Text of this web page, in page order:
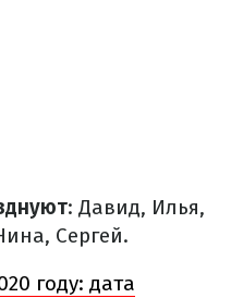
: Давид, Илья,
Сергей.
году: дата